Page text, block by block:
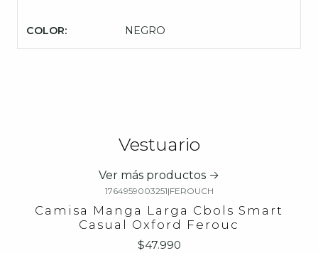
COLOR: NEGRO
Vestuario
Ver más productos
1764959003251|FEROUCH
Camisa Manga Larga Cbols Smart
Casual Oxford Ferouc
$47.990